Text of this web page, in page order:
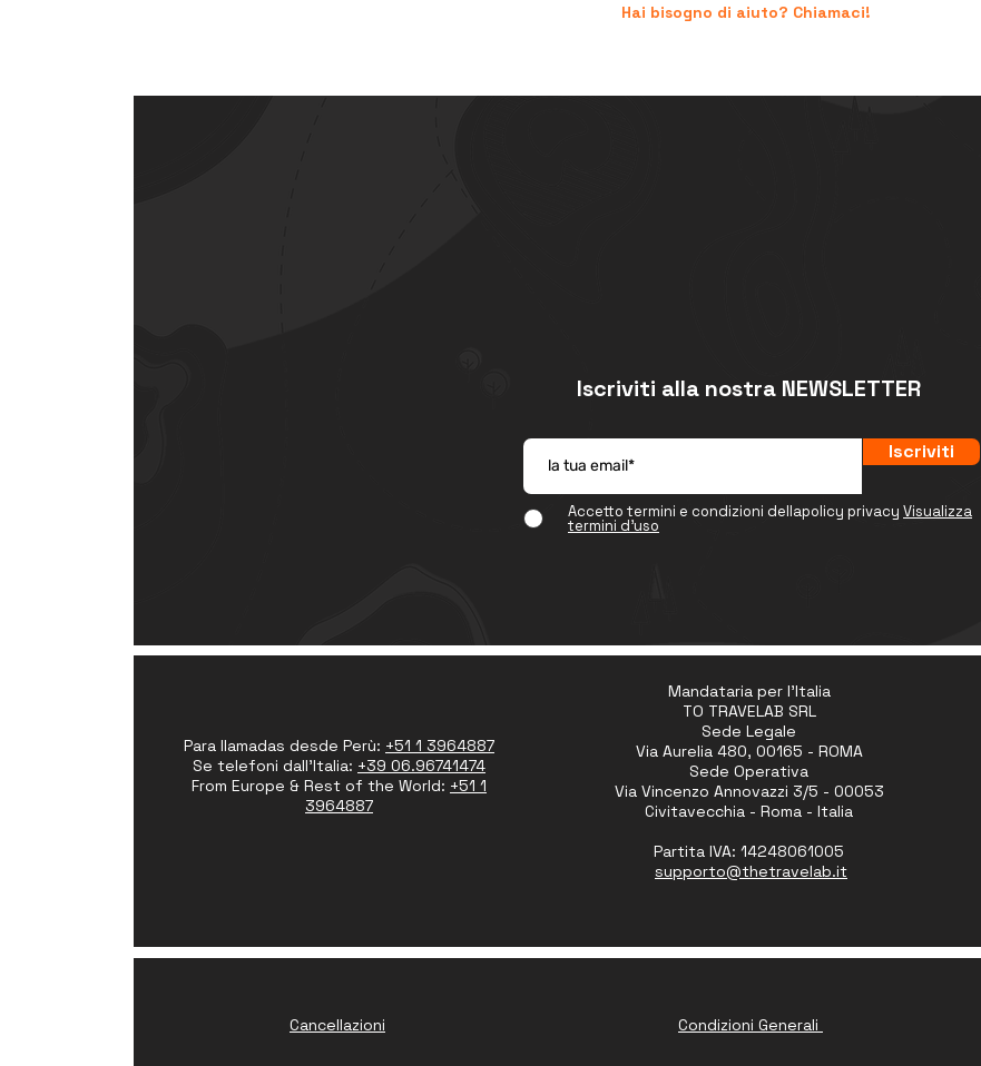
Hai bisogno di aiuto? Chiamaci!
Iscriviti alla nostra NEWSLETTER
Iscriviti
Accetto termini e condizioni dellapolicy privacy Visualizza
termini d'uso
Para llamadas desde Perù: +51 1 3964887
Se telefoni dall'Italia: +39 06.96741474
From Europe & Rest of the World: +51 1
3964887
Mandataria per l'Italia
TO TRAVELAB SRL
Sede Legale
Via Aurelia 480, 00165 - ROMA
Sede Operativa
Via Vincenzo Annovazzi 3/5 - 00053
Civitavecchia - Roma - Italia
Partita IVA: 14248061005
supporto@thetravelab.it
Cancellazioni Condizioni Generali